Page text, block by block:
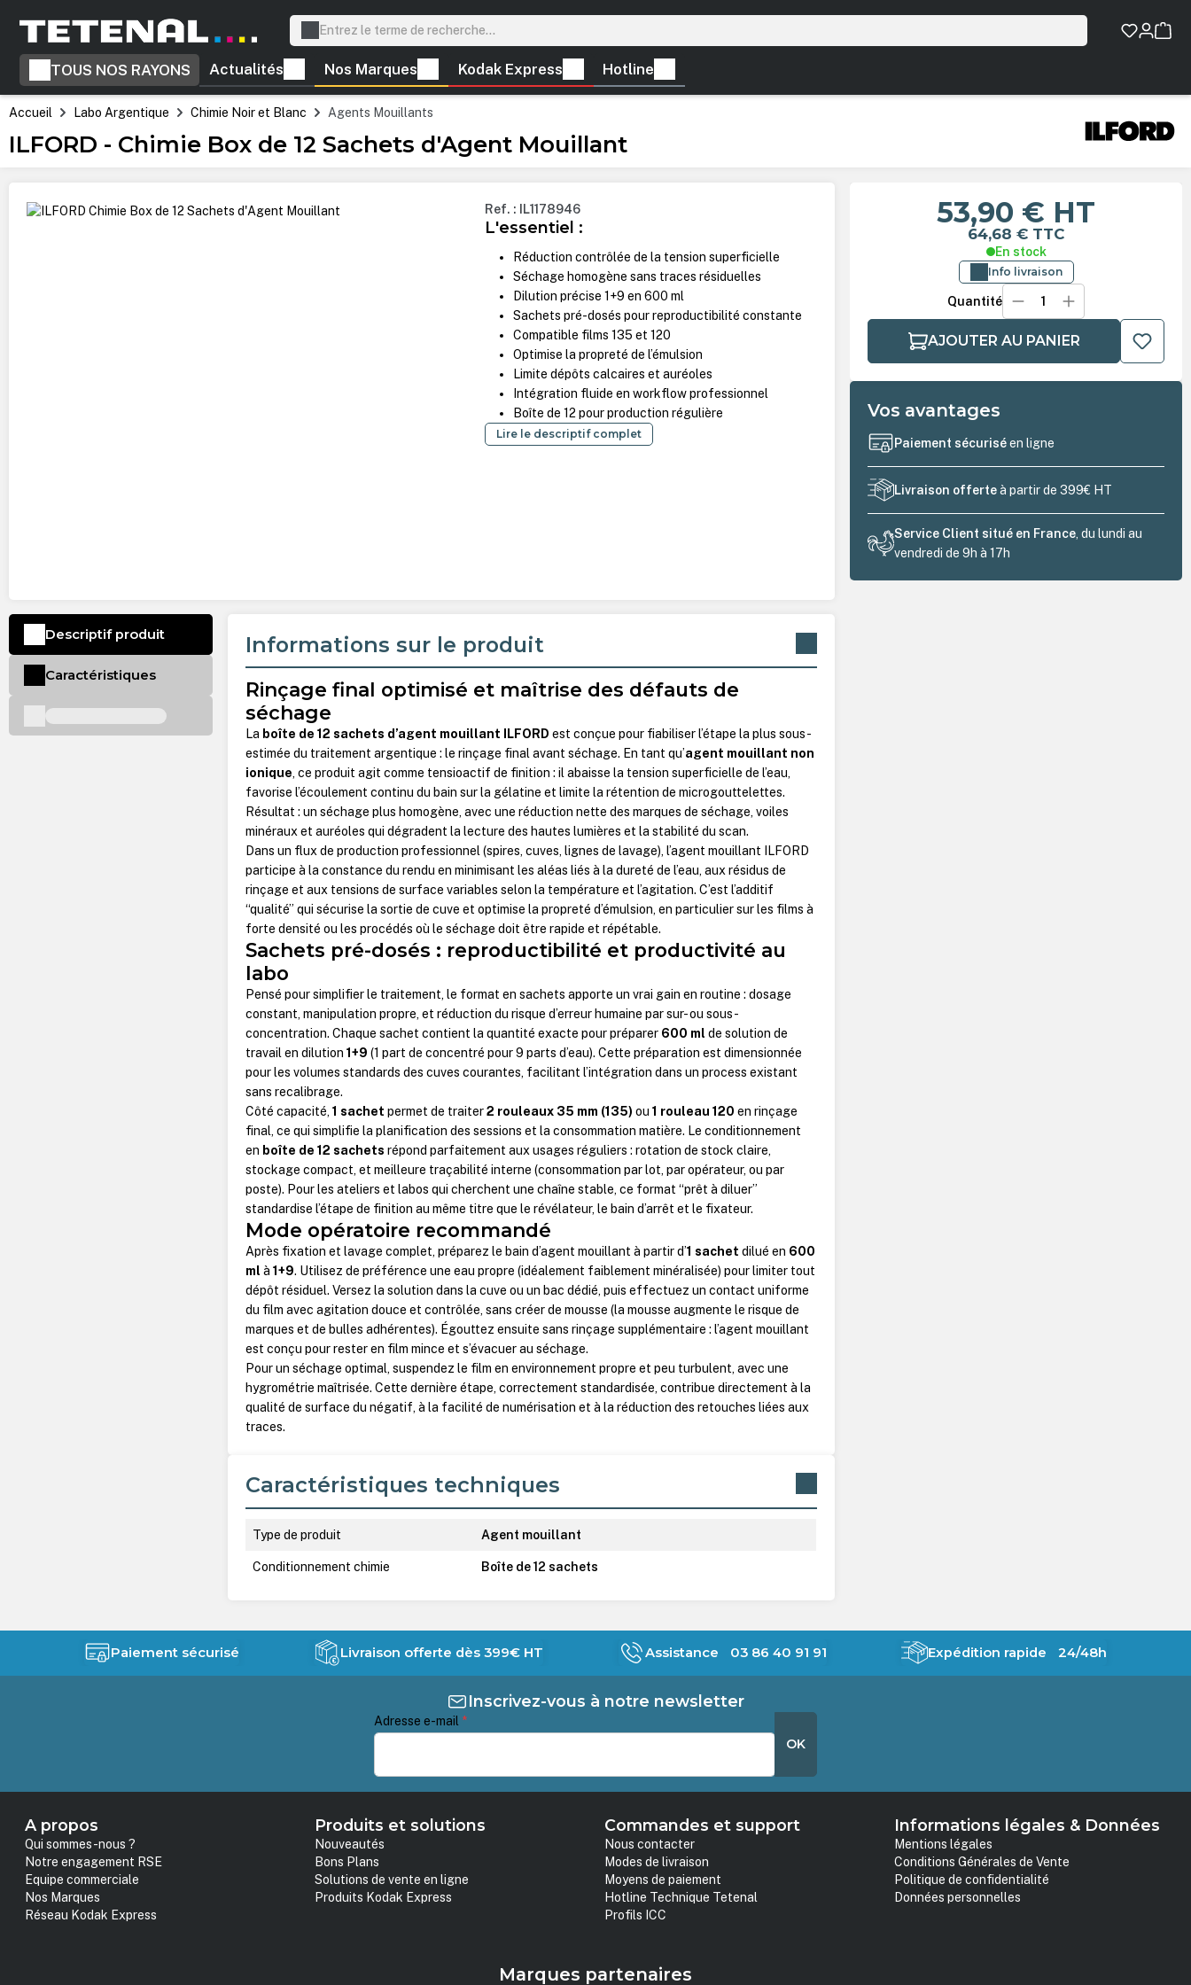
Passer à la navigation principale
TOUS NOS RAYONS Actualités Nos Marques Kodak Express Hotline
Accueil Labo Argentique Chimie Noir et Blanc Agents Mouillants
ILFORD - Chimie Box de 12 Sachets d'Agent Mouillant
Ignorer la galerie d'images Ref. : IL1178946
L'essentiel :
Réduction contrôlée de la tension superficielle
Séchage homogène sans traces résiduelles
Dilution précise 1+9 en 600 ml
Sachets pré-dosés pour reproductibilité constante
Compatible films 135 et 120
Optimise la propreté de l’émulsion
Limite dépôts calcaires et auréoles
Intégration fluide en workflow professionnel
Boîte de 12 pour production régulière
Lire le descriptif complet
53,90 € HT
64,68 € TTC
En stock
Info livraison
Quantité
AJOUTER AU PANIER
Vos avantages
Paiement sécuriséen ligne
Livraison offerteà partir de 399€ HT
Service Client situé en France , du lundi au
vendredi de 9h à 17h
Informations sur le produit
Rinçage final optimisé et maîtrise des défauts de
séchage
La boîte de 12 sachets d’agent mouillant ILFORD est conçue pour fiabiliser l’étape la plus sous-
estimée du traitement argentique : le rinçage final avant séchage. En tant qu’agent mouillant non
ionique, ce produit agit comme tensioactif de finition : il abaisse la tension superficielle de l’eau,
favorise l’écoulement continu du bain sur la gélatine et limite la rétention de microgouttelettes.
Résultat : un séchage plus homogène, avec une réduction nette des marques de séchage, voiles
minéraux et auréoles qui dégradent la lecture des hautes lumières et la stabilité du scan.
Dans un flux de production professionnel (spires, cuves, lignes de lavage), l’agent mouillant ILFORD
participe à la constance du rendu en minimisant les aléas liés à la dureté de l’eau, aux résidus de
rinçage et aux tensions de surface variables selon la température et l’agitation. C’est l’additif
“qualité” qui sécurise la sortie de cuve et optimise la propreté d’émulsion, en particulier sur les films à
forte densité ou les procédés où le séchage doit être rapide et répétable.
Sachets pré-dosés : reproductibilité et productivité au
labo
Pensé pour simplifier le traitement, le format en sachets apporte un vrai gain en routine : dosage
constant, manipulation propre, et réduction du risque d’erreur humaine par sur- ou sous-
concentration. Chaque sachet contient la quantité exacte pour préparer 600 ml de solution de
travail en dilution1+9 (1 part de concentré pour 9 parts d’eau). Cette préparation est dimensionnée
pour les volumes standards des cuves courantes, facilitant l’intégration dans un process existant
sans recalibrage.
Côté capacité,1 sachet permet de traiter2 rouleaux 35 mm (135) ou1 rouleau 120 en rinçage
final, ce qui simplifie la planification des sessions et la consommation matière. Le conditionnement
en boîte de 12 sachets répond parfaitement aux usages réguliers : rotation de stock claire,
stockage compact, et meilleure traçabilité interne (consommation par lot, par opérateur, ou par
poste). Pour les ateliers et labos qui cherchent une chaîne stable, ce format “prêt à diluer”
standardise l’étape de finition au même titre que le révélateur, le bain d’arrêt et le fixateur.
Mode opératoire recommandé
Après fixation et lavage complet, préparez le bain d’agent mouillant à partir d’1 sachet dilué en 600
ml à1+9. Utilisez de préférence une eau propre (idéalement faiblement minéralisée) pour limiter tout
dépôt résiduel. Versez la solution dans la cuve ou un bac dédié, puis effectuez un contact uniforme
du film avec agitation douce et contrôlée, sans créer de mousse (la mousse augmente le risque de
marques et de bulles adhérentes). Égouttez ensuite sans rinçage supplémentaire : l’agent mouillant
est conçu pour rester en film mince et s’évacuer au séchage.
Pour un séchage optimal, suspendez le film en environnement propre et peu turbulent, avec une
hygrométrie maîtrisée. Cette dernière étape, correctement standardisée, contribue directement à la
qualité de surface du négatif, à la facilité de numérisation et à la réduction des retouches liées aux
traces.
Caractéristiques techniques
Type de produit Agent mouillant
Conditionnement chimie Boîte de 12 sachets
Descriptif produit
Caractéristiques
Paiement sécurisé Livraison offerte dès 399€ HT Assistance 03 86 40 91 91 Expédition rapide 24/48h
Inscrivez-vous à notre newsletter
Adresse e-mail *
OK
A propos
Qui sommes-nous ?
Notre engagement RSE
Equipe commerciale
Nos Marques
Réseau Kodak Express
Produits et solutions
Nouveautés
Bons Plans
Solutions de vente en ligne
Produits Kodak Express
Commandes et support
Nous contacter
Modes de livraison
Moyens de paiement
Hotline Technique Tetenal
Profils ICC
Informations légales & Données
Mentions légales
Conditions Générales de Vente
Politique de confidentialité
Données personnelles
Marques partenaires